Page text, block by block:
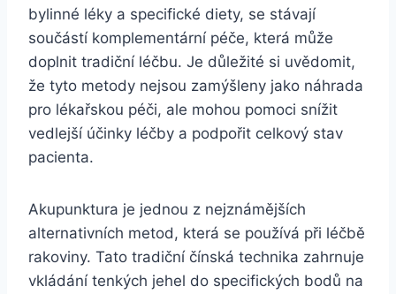
bylinné léky a specifické diety, se stávají
součástí komplementární péče, která může
doplnit tradiční léčbu. Je důležité si uvědomit,
že tyto metody nejsou zamýšleny jako náhrada
pro lékařskou péči, ale mohou pomoci snížit
vedlejší účinky léčby a podpořit celkový stav
pacienta.
Akupunktura je jednou z nejznámějších
alternativních metod, která se používá při léčbě
rakoviny. Tato tradiční čínská technika zahrnuje
vkládání tenkých jehel do specifických bodů na